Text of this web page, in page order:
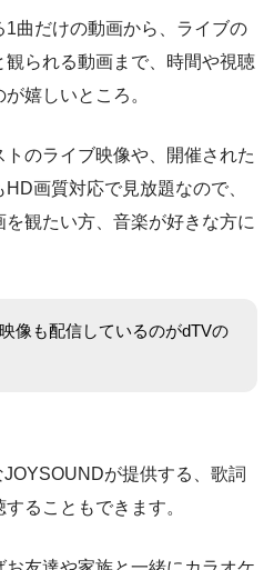
曲だけの動画から、ライブの
られる動画まで、時間や視聴
嬉しいところ。
のライブ映像や、開催された
画質対応で見放題なので、
観たい方、音楽が好きな方に
像も配信しているのがdTVの
が提供する、歌詞
ることもできます。